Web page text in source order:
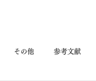
その他 参考文献